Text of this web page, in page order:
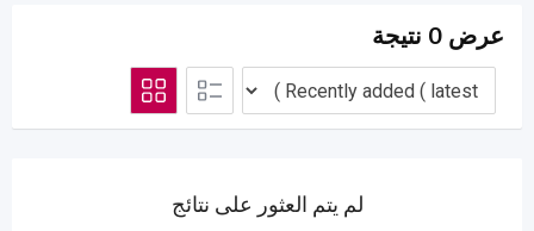
عرض 0 نتيجة
لم يتم العثور على نتائج